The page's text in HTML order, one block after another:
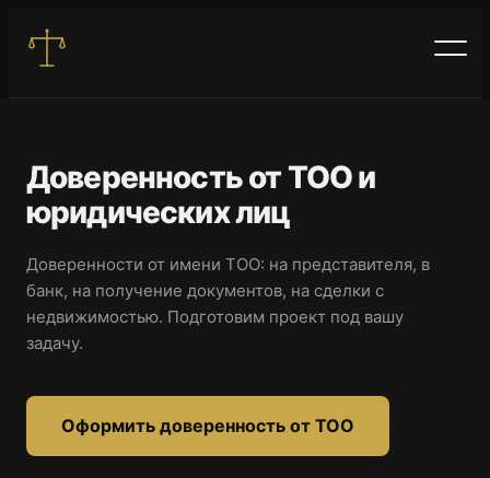
Перейти
Услуги
Цены
Контакты
Доверенность от ТОО и
юридических лиц
Доверенности от имени ТОО: на представителя, в
банк, на получение документов, на сделки с
недвижимостью. Подготовим проект под вашу
задачу.
Оформить доверенность от ТОО